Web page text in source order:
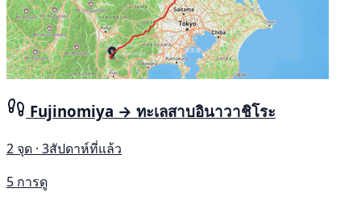
Fujinomiya → ทะเลสาบอินาวาชิโระ
2 จุด · 3สัปดาห์ที่แล้ว
5 การดู